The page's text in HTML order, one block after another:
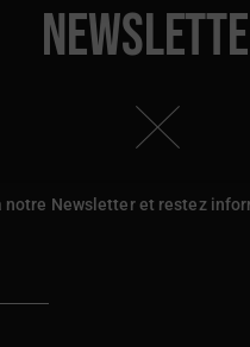
notre Newsletter et restez